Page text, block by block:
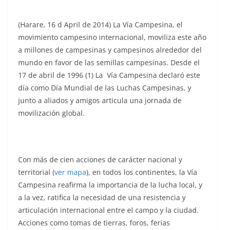
(Harare, 16 d April de 2014) La Vía Campesina, el
movimiento campesino internacional, moviliza este año
a millones de campesinas y campesinos alrededor del
mundo en favor de las semillas campesinas. Desde el
17 de abril de 1996 (1) La Vía Campesina declaró este
día como Día Mundial de las Luchas Campesinas, y
junto a aliados y amigos articula una jornada de
movilización global.
Con más de cien acciones de carácter nacional y
territorial (ver mapa), en todos los continentes, la Vía
Campesina reafirma la importancia de la lucha local, y
a la vez, ratifica la necesidad de una resistencia y
articulación internacional entre el campo y la ciudad.
Acciones como tomas de tierras, foros, ferias